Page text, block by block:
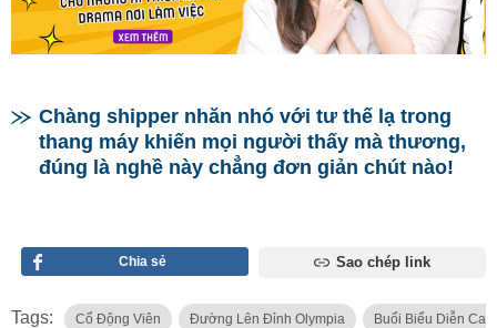
Chàng shipper nhăn nhó với tư thế lạ trong
thang máy khiến mọi người thấy mà thương,
đúng là nghề này chẳng đơn giản chút nào!
Chia sẻ Sao chép link
Tags: Cổ Động Viên Đường Lên Đỉnh Olympia Buổi Biểu Diễn Ca